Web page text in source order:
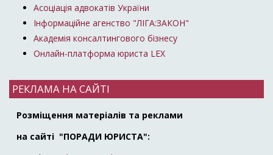
Асоціація адвокатів України
Інформаційне агенство "ЛІГА:ЗАКОН"
Академія консалтингового бізнесу
Онлайн-платформа юриста LEX
РЕКЛАМА НА САЙТІ
Розміщення матеріалів та реклами
на сайті "ПОРАДИ ЮРИСТА":